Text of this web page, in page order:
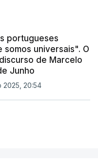
portugueses
somos universais". O
de Marcelo
Junho
2025, 20:54